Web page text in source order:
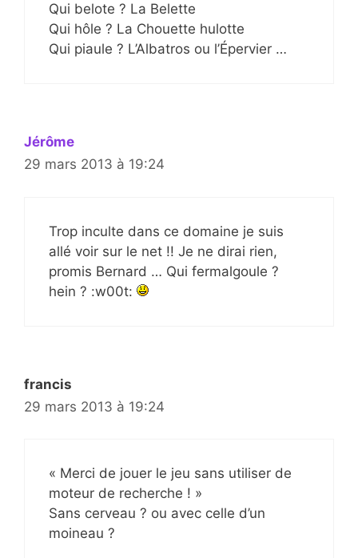
Qui belote ? La Belette
Qui hôle ? La Chouette hulotte
Qui piaule ? L’Albatros ou l’Épervier …
Jérôme
29 mars 2013 à 19:24
Trop inculte dans ce domaine je suis
allé voir sur le net !! Je ne dirai rien,
promis Bernard … Qui fermalgoule ?
hein ? :w00t:
francis
29 mars 2013 à 19:24
« Merci de jouer le jeu sans utiliser de
moteur de recherche ! »
Sans cerveau ? ou avec celle d’un
moineau ?